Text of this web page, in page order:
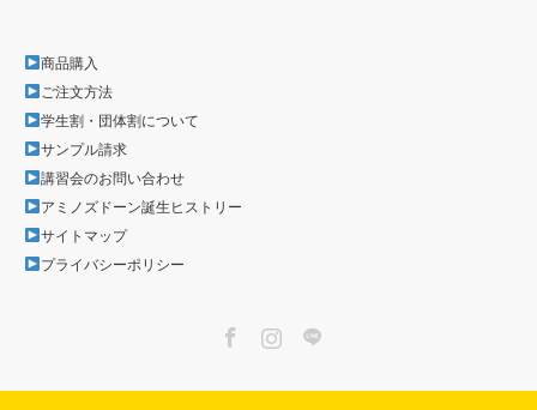
商品購入
ご注文方法
学生割・団体割について
サンプル請求
講習会のお問い合わせ
アミノズドーン誕生ヒストリー
サイトマップ
プライバシーポリシー